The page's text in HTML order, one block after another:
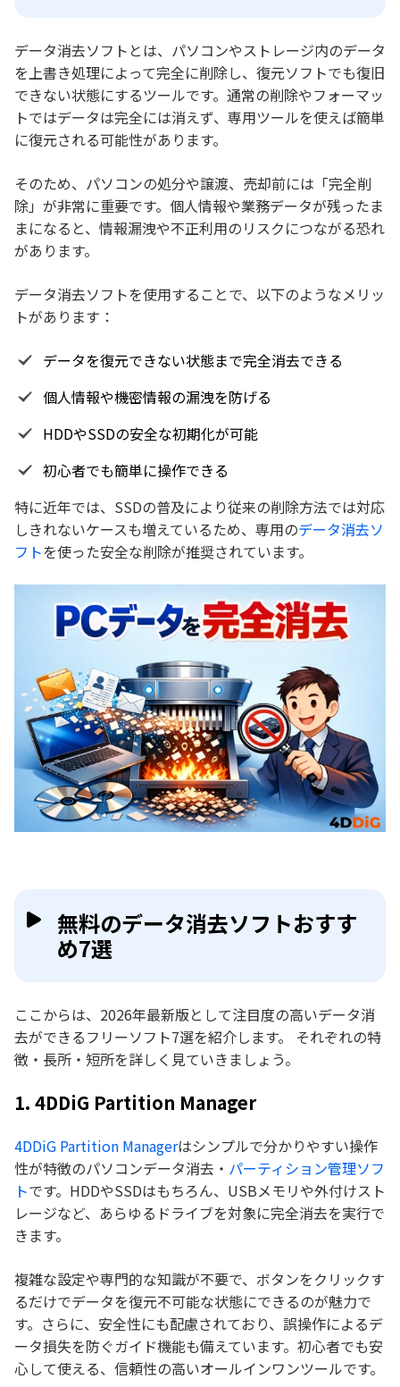
データ消去ソフトとは、パソコンやストレージ内のデータ
を上書き処理によって完全に削除し、復元ソフトでも復旧
できない状態にするツールです。通常の削除やフォーマッ
トではデータは完全には消えず、専用ツールを使えば簡単
に復元される可能性があります。
そのため、パソコンの処分や譲渡、売却前には「完全削
除」が非常に重要です。個人情報や業務データが残ったま
まになると、情報漏洩や不正利用のリスクにつながる恐れ
があります。
データ消去ソフトを使用することで、以下のようなメリッ
トがあります：
データを復元できない状態まで完全消去できる
個人情報や機密情報の漏洩を防げる
HDDやSSDの安全な初期化が可能
初心者でも簡単に操作できる
特に近年では、SSDの普及により従来の削除方法では対応
しきれないケースも増えているため、専用のデータ消去ソ
フトを使った安全な削除が推奨されています。
無料のデータ消去ソフトおすす
め7選
ここからは、2026年最新版として注目度の高いデータ消
去ができるフリーソフト7選を紹介します。 それぞれの特
徴・長所・短所を詳しく見ていきましょう。
1. 4DDiG Partition Manager
4DDiG Partition Managerはシンプルで分かりやすい操作
性が特徴のパソコンデータ消去・ パーティション管理ソフ
トです。HDDやSSDはもちろん、USBメモリや外付けスト
レージなど、あらゆるドライブを対象に完全消去を実行で
きます。
複雑な設定や専門的な知識が不要で、ボタンをクリックす
るだけでデータを復元不可能な状態にできるのが魅力で
す。さらに、安全性にも配慮されており、誤操作によるデ
ータ損失を防ぐガイド機能も備えています。初心者でも安
心して使える、信頼性の高いオールインワンツールです。